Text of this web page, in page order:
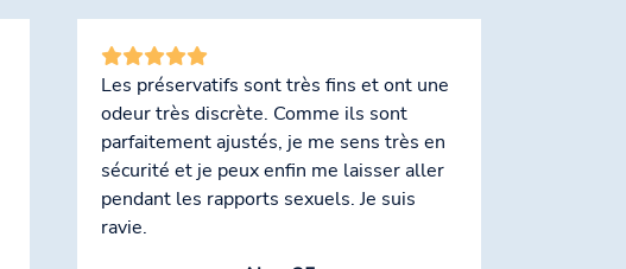
Les préservatifs sont très fins et ont une
odeur très discrète. Comme ils sont
parfaitement ajustés, je me sens très en
sécurité et je peux enfin me laisser aller
pendant les rapports sexuels. Je suis
ravie.